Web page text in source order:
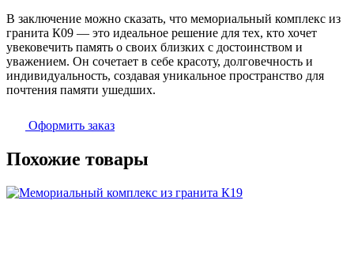
В заключение можно сказать, что мемориальный комплекс из
гранита К09 — это идеальное решение для тех, кто хочет
увековечить память о своих близких с достоинством и
уважением. Он сочетает в себе красоту, долговечность и
индивидуальность, создавая уникальное пространство для
почтения памяти ушедших.
Оформить заказ
Похожие товары